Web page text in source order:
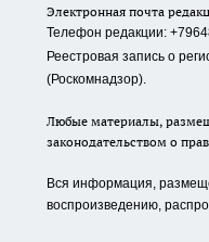
Электронная почта
Телефон редакции:
Реестровая запись о
(Роскомнадзор).
Любые материалы,
законодательством о
Вся информация,
воспроизведению,